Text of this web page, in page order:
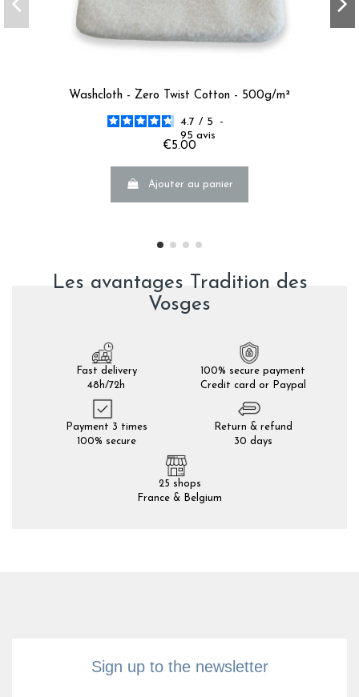
Washcloth - Zero Twist Cotton - 500g/m²
4.7 / 5
-
95 avis
€5.00
Ajouter au panier
Les avantages Tradition des
Vosges
Fast delivery
48h/72h
100% secure payment
Credit card or Paypal
Payment 3 times
100% secure
Return & refund
30 days
25 shops
France & Belgium
Sign up to the newsletter